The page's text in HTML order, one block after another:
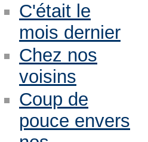
C'était le
mois dernier
Chez nos
voisins
Coup de
pouce envers